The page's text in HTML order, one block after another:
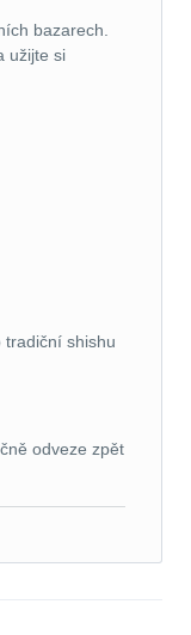
bazarech.
užijte si
tradiční shishu
odveze zpět